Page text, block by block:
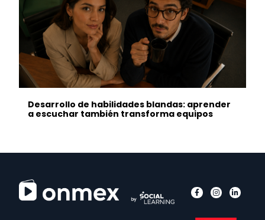
Desarrollo de habilidades blandas: aprender
a escuchar también transforma equipos